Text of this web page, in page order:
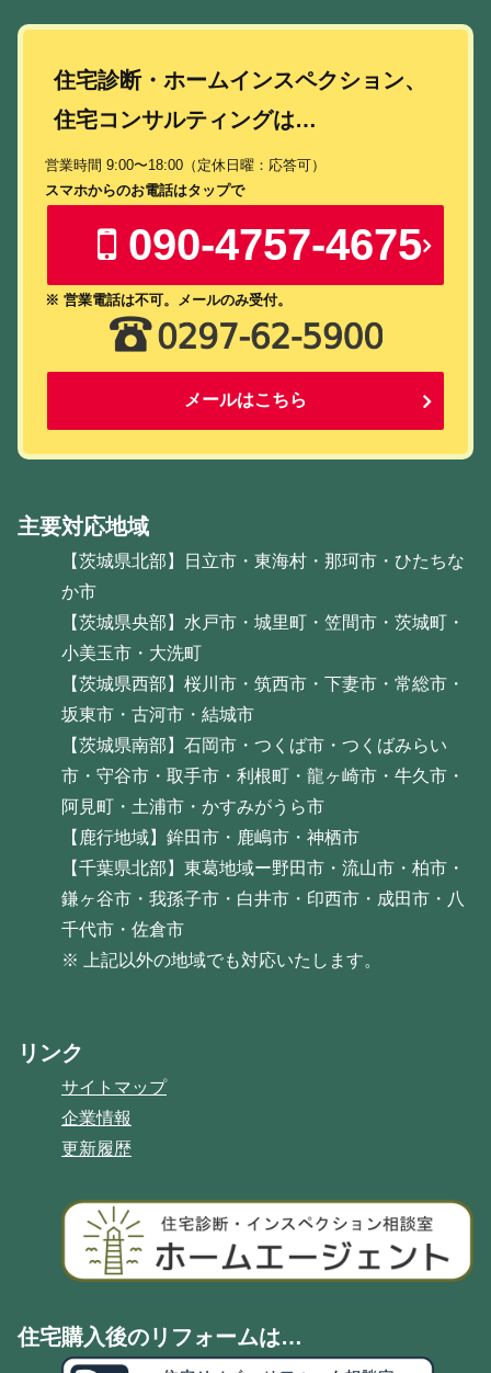
住宅診断・ホームインスペクション、
住宅コンサルティングは…
営業時間 9:00〜18:00（定休日曜：応答可）
スマホからのお電話はタップで
090-4757-4675
※ 営業電話は不可。メールのみ受付。
メールはこちら
主要対応地域
【茨城県北部】日立市・東海村・那珂市・ひたちな
か市
【茨城県央部】水戸市・城里町・笠間市・茨城町・
小美玉市・大洗町
【茨城県西部】桜川市・筑西市・下妻市・常総市・
坂東市・古河市・結城市
【茨城県南部】石岡市・つくば市・つくばみらい
市・守谷市・取手市・利根町・龍ヶ崎市・牛久市・
阿見町・土浦市・かすみがうら市
【鹿行地域】鉾田市・鹿嶋市・神栖市
【千葉県北部】東葛地域ー野田市・流山市・柏市・
鎌ヶ谷市・我孫子市・白井市・印西市・成田市・八
千代市・佐倉市
※ 上記以外の地域でも対応いたします。
リンク
サイトマップ
企業情報
更新履歴
住宅購入後のリフォームは…